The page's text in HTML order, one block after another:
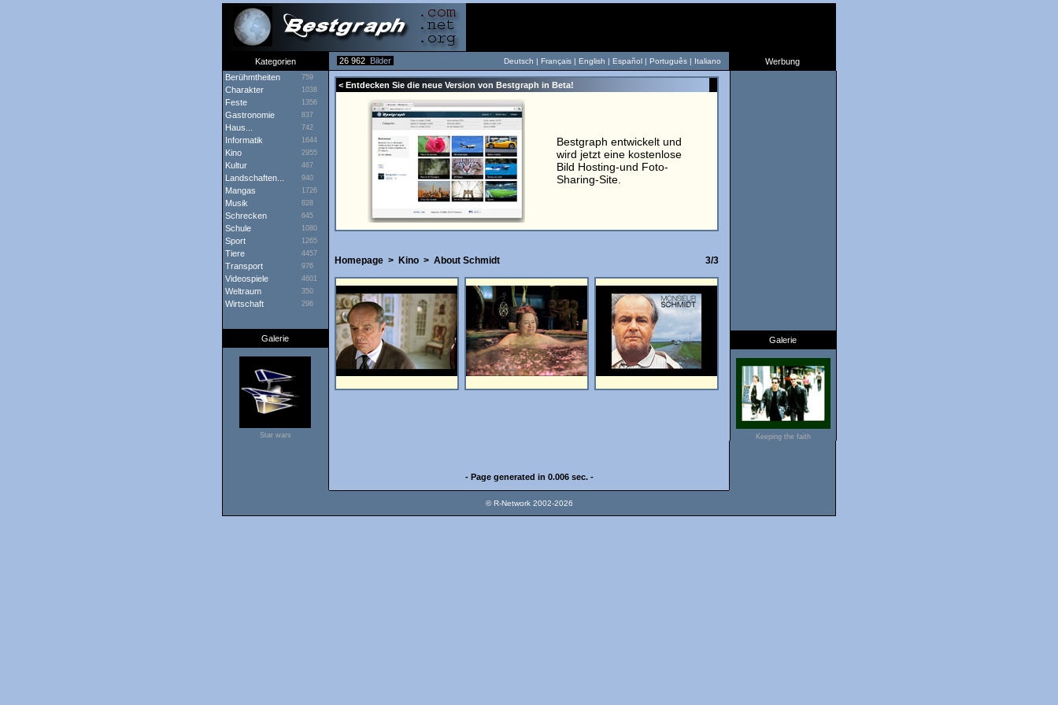
Kategorien 26 962 Bilder Deutsch | Français | English | Español | Português | Italiano
Werbung
Berühmtheiten
759
Charakter 1038
Feste 1356
Gastronomie 837
Haus... 742
Informatik 1644
Kino 2955
Kultur 467
Landschaften... 940
Mangas 1726
Musik 828
Schrecken 645
Schule 1080
Sport 1265
Tiere 4457
Transport 976
Videospiele 4601
Weltraum 350
Wirtschaft 296
Galerie
Star wars
< Entdecken Sie die neue Version von Bestgraph in Beta!
Bestgraph entwickelt und
wird jetzt eine kostenlose
Bild Hosting-und Foto-
Sharing-Site.
Homepage> Kino> About Schmidt 3/3
Galerie
Keeping the faith
- Page generated in 0.006 sec. -
© R-Network 2002-2026